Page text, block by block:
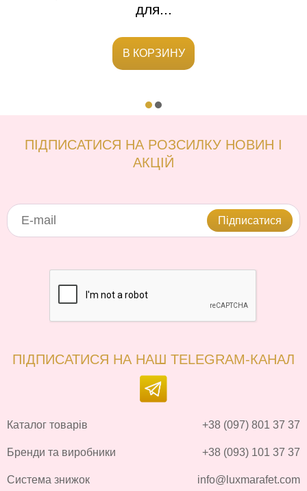
для...
В КОРЗИНУ
ПІДПИСАТИСЯ НА РОЗСИЛКУ НОВИН І
АКЦІЙ
Підписатися
ПІДПИСАТИСЯ НА НАШ TELEGRAM-КАНАЛ
Каталог товарів
Бренди та виробники
Система знижок
+38 (097) 801 37 37
+38 (093) 101 37 37
info@luxmarafet.com